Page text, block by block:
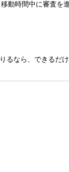
動時間中に審査を
なら、できるだ